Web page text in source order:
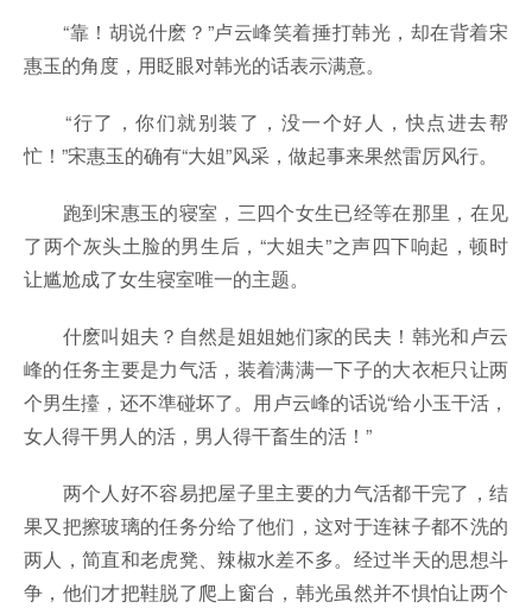
“靠！胡说什麽？”卢云峰笑着捶打韩光，却在背着宋
惠玉的角度，用眨眼对韩光的话表示满意。
“行了，你们就别装了，没一个好人，快点进去帮
忙！”宋惠玉的确有“大姐”风采，做起事来果然雷厉风行。
跑到宋惠玉的寝室，三四个女生已经等在那里，在见
了两个灰头土脸的男生后，“大姐夫”之声四下响起，顿时
让尴尬成了女生寝室唯一的主题。
什麽叫姐夫？自然是姐姐她们家的民夫！韩光和卢云
峰的任务主要是力气活，装着满满一下子的大衣柜只让两
个男生擡，还不準碰坏了。用卢云峰的话说“给小玉干活，
女人得干男人的活，男人得干畜生的活！”
两个人好不容易把屋子里主要的力气活都干完了，结
果又把擦玻璃的任务分给了他们，这对于连袜子都不洗的
两人，简直和老虎凳、辣椒水差不多。经过半天的思想斗
争，他们才把鞋脱了爬上窗台，韩光虽然并不惧怕让两个